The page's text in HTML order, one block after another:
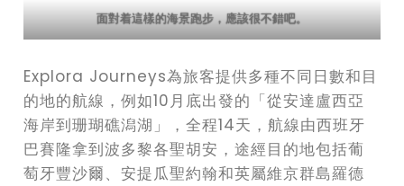
面對着這樣的海景跑步，應該很不錯吧。
Explora Journeys為旅客提供多種不同日數和目
的地的航線，例如10月底出發的「從安達盧西亞
海岸到珊瑚礁潟湖」，全程14天，航線由西班牙
巴賽隆拿到波多黎各聖胡安，途經目的地包括葡
萄牙豐沙爾、安提瓜聖約翰和英屬維京群島羅德